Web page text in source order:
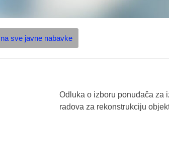
sve javne nabavke
Odluka o izboru ponuđača za
radova za rekonstrukciju